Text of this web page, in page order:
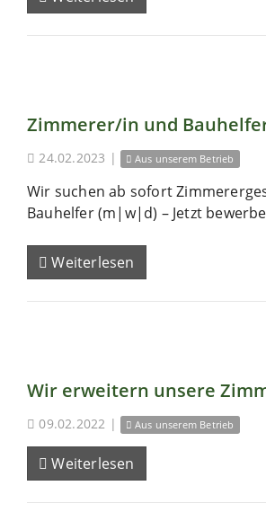
Zimmerer/in und
24.02.2023 | Aus unserem Betrieb
Wir suchen ab sofort
Bauhelfer (m|w|d) – Jetzt
Weiterlesen
Wir erweitern unsere
09.02.2022 | Aus unserem Betrieb
Weiterlesen